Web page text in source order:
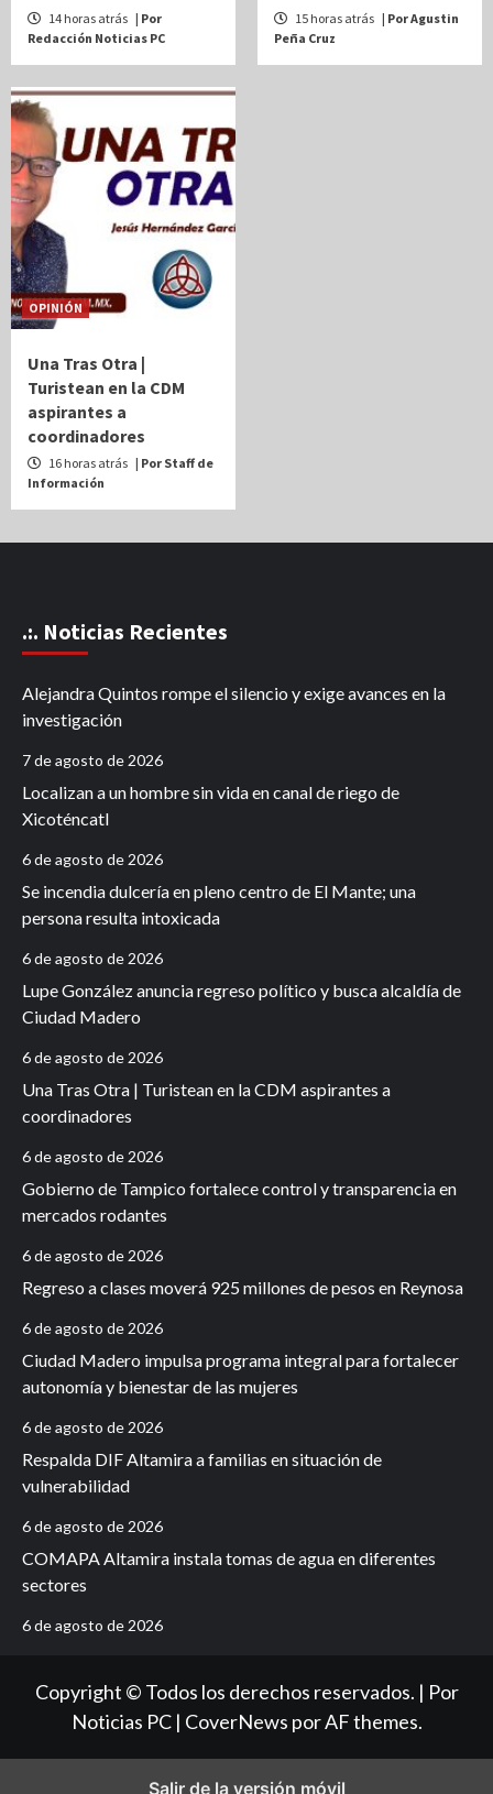
14 horas atrás | Por
Redacción Noticias PC
15 horas atrás | Por Agustin
Peña Cruz
OPINIÓN
Una Tras Otra |
Turistean en la CDM
aspirantes a
coordinadores
16 horas atrás | Por Staff de
Información
.:. Noticias Recientes
Alejandra Quintos rompe el silencio y exige avances en la
investigación
7 de agosto de 2026
Localizan a un hombre sin vida en canal de riego de
Xicoténcatl
6 de agosto de 2026
Se incendia dulcería en pleno centro de El Mante; una
persona resulta intoxicada
6 de agosto de 2026
Lupe González anuncia regreso político y busca alcaldía de
Ciudad Madero
6 de agosto de 2026
Una Tras Otra | Turistean en la CDM aspirantes a
coordinadores
6 de agosto de 2026
Gobierno de Tampico fortalece control y transparencia en
mercados rodantes
6 de agosto de 2026
Regreso a clases moverá 925 millones de pesos en Reynosa
6 de agosto de 2026
Ciudad Madero impulsa programa integral para fortalecer
autonomía y bienestar de las mujeres
6 de agosto de 2026
Respalda DIF Altamira a familias en situación de
vulnerabilidad
6 de agosto de 2026
COMAPA Altamira instala tomas de agua en diferentes
sectores
6 de agosto de 2026
Copyright © Todos los derechos reservados. | Por
Noticias PC | CoverNews por AF themes.
Salir de la versión móvil